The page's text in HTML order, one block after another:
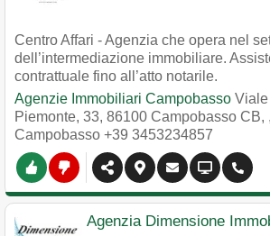
Centro Affari - Agenzia che opera nel
dell’intermediazione immobiliare.
contrattuale fino all’atto notarile.
Agenzie Immobiliari Campobasso
Piemonte, 33, 86100 Campobasso CB, ,
Campobasso +39 3453234857
Agenzia Dimensione